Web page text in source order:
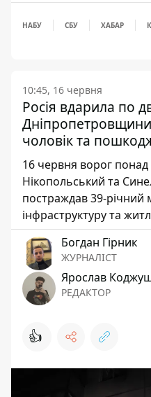
НАБУ СБУ ХАБАР
10:45, 16 червня
Росія вдарила по
чоловік та
16 червня ворог понад
Нікопольський та
постраждав 39-
інфраструктуру та
Богдан Гірник
ЖУРНАЛІСТ
Ярослав
РЕДАКТОР
👍